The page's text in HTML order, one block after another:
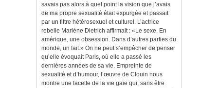
savais pas alors à quel point la vision que j’avais
de ma propre sexualité était expurgée et passait
par un filtre hétérosexuel et culturel. L’actrice
rebelle Marlène Dietrich affirmait : «Le sexe. En
amérique, une obsession. Dans d’autres parties du
monde, un fait.» On ne peut s’empêcher de penser
qu’elle évoquait Paris, où elle a passé les
dernières années de sa vie. Empreinte de
sexualité et d’humour, l’œuvre de Clouin nous
montre une facette de la vie gaie qui, sans être